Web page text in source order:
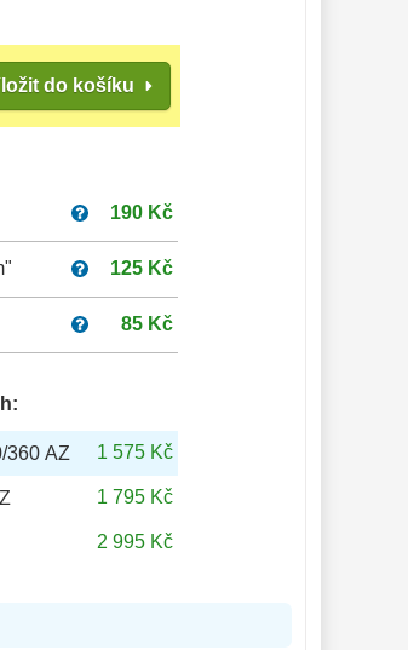
do košíku
190 Kč
125 Kč
85 Kč
360 AZ 1 575 Kč
1 795 Kč
2 995 Kč